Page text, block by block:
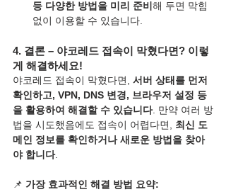
등 다양한 방법을 미리 준비해 두면 막힘
없이 이용할 수 있습니다.
4. 결론 – 야코레드 접속이 막혔다면? 이렇
게 해결하세요!
야코레드 접속이 막혔다면, 서버 상태를 먼저
확인하고, VPN, DNS 변경, 브라우저 설정 등
을 활용하여 해결할 수 있습니다. 만약 여러 방
법을 시도했음에도 접속이 어렵다면, 최신 도
메인 정보를 확인하거나 새로운 방법을 찾아
야 합니다.
📌 가장 효과적인 해결 방법 요약: